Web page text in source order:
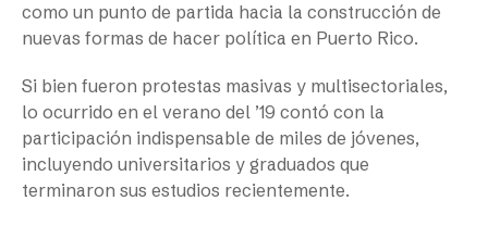
como un punto de partida hacia la construcción de
nuevas formas de hacer política en Puerto Rico.
Si bien fueron protestas masivas y multisectoriales,
lo ocurrido en el verano del ’19 contó con la
participación indispensable de miles de jóvenes,
incluyendo universitarios y graduados que
terminaron sus estudios recientemente.